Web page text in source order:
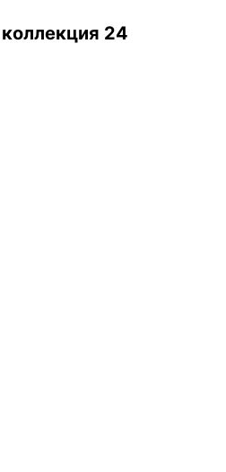
24